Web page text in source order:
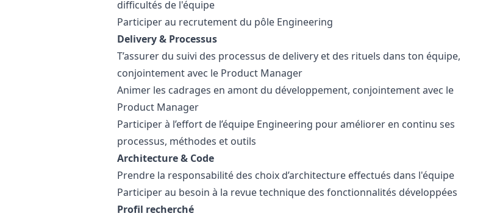
difficultés de l'équipe
Participer au recrutement du pôle Engineering
Delivery & Processus
T’assurer du suivi des processus de delivery et des rituels dans ton équipe,
conjointement avec le Product Manager
Animer les cadrages en amont du développement, conjointement avec le
Product Manager
Participer à l’effort de l’équipe Engineering pour améliorer en continu ses
processus, méthodes et outils
Architecture & Code
Prendre la responsabilité des choix d’architecture effectués dans l'équipe
Participer au besoin à la revue technique des fonctionnalités développées
Profil recherché